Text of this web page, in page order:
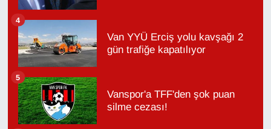
Van YYÜ Erciş yolu kavşağı 2
gün trafiğe kapatılıyor
4
Vanspor'a TFF'den şok puan
silme cezası!
5